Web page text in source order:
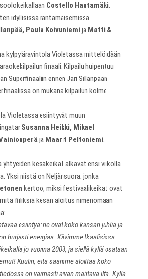
Costello Hautamäki.
idyllisissä rantamaisemissa
Paula Koivuniemi ja Matti &
kylpyläravintola Violetassa mittelöidään
finaali. Kilpailu huipentuu
Superfinaaliin ennen Jari Sillanpään
on mukana kilpailun kolme
Violetassa esiintyvät muun
Susanna Heikki, Mikael
ja Maarit Peltoniemi.
yhtyeiden kesäkeikat alkavat ensi viikolla
Yksi niistä on Neljänsuora, jonka
kertoo, miksi festivaalikeikat ovat
fiiliksiä kesän aloitus nimenomaan
esiintyä: ne ovat koko kansan juhlia ja
hurjasti energiaa. Kävimme Ikaalisissa
jo vuonna 2003, ja siellä kyllä osataan
Kuulin, että saamme aloittaa koko
on varmasti aivan mahtava ilta. Kyllä